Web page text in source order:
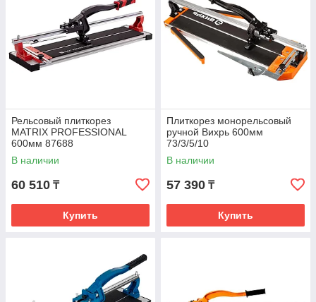
Рельсовый плиткорез
MATRIX PROFESSIONAL
600мм 87688
В наличии
60 510 ₸
Купить
Плиткорез монорельсовый
ручной Вихрь 600мм
73/3/5/10
В наличии
57 390 ₸
Купить